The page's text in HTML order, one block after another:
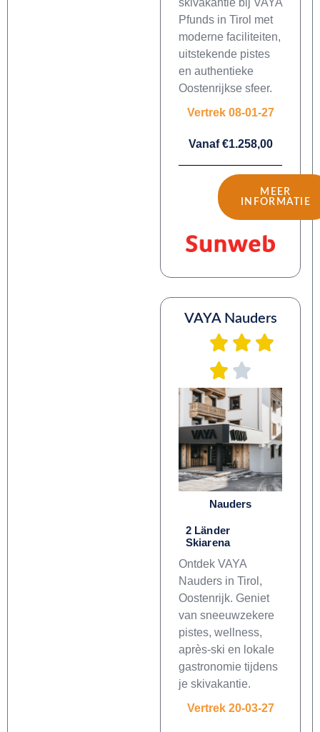
skivakantie bij VAYA
Pfunds in Tirol met
moderne faciliteiten,
uitstekende pistes
en authentieke
Oostenrijkse sfeer.
Vertrek 08-01-27
Vanaf €1.258,00
MEER
INFORMATIE
VAYA Nauders
Nauders
2 Länder
Skiarena
Ontdek VAYA
Nauders in Tirol,
Oostenrijk. Geniet
van sneeuwzekere
pistes, wellness,
après-ski en lokale
gastronomie tijdens
je skivakantie.
Vertrek 20-03-27